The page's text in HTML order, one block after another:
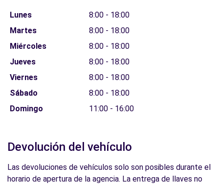
Lunes
8:00 - 18:00
Martes
8:00 - 18:00
Miércoles
8:00 - 18:00
Jueves
8:00 - 18:00
Viernes
8:00 - 18:00
Sábado
8:00 - 18:00
Domingo
11:00 - 16:00
Devolución del vehículo
Las devoluciones de vehículos solo son posibles durante el
horario de apertura de la agencia. La entrega de llaves no